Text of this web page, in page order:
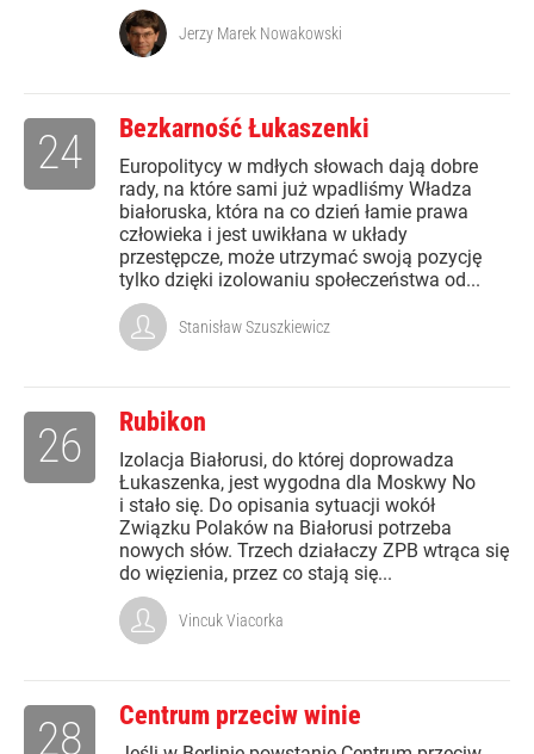
Jerzy Marek Nowakowski
Bezkarność Łukaszenki
Europolitycy w mdłych słowach dają dobre
rady, na które sami już wpadliśmy Władza
białoruska, która na co dzień łamie prawa
człowieka i jest uwikłana w układy
przestępcze, może utrzymać swoją pozycję
tylko dzięki izolowaniu społeczeństwa od...
24
Stanisław Szuszkiewicz
Rubikon
Izolacja Białorusi, do której doprowadza
Łukaszenka, jest wygodna dla Moskwy No
i stało się. Do opisania sytuacji wokół
Związku Polaków na Białorusi potrzeba
nowych słów. Trzech działaczy ZPB wtrąca się
do więzienia, przez co stają się...
26
Vincuk Viacorka
Centrum przeciw winie
28